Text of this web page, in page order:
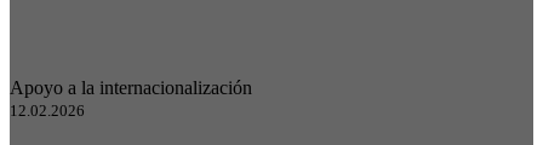
Apoyo a la internacionalización
12.02.2026